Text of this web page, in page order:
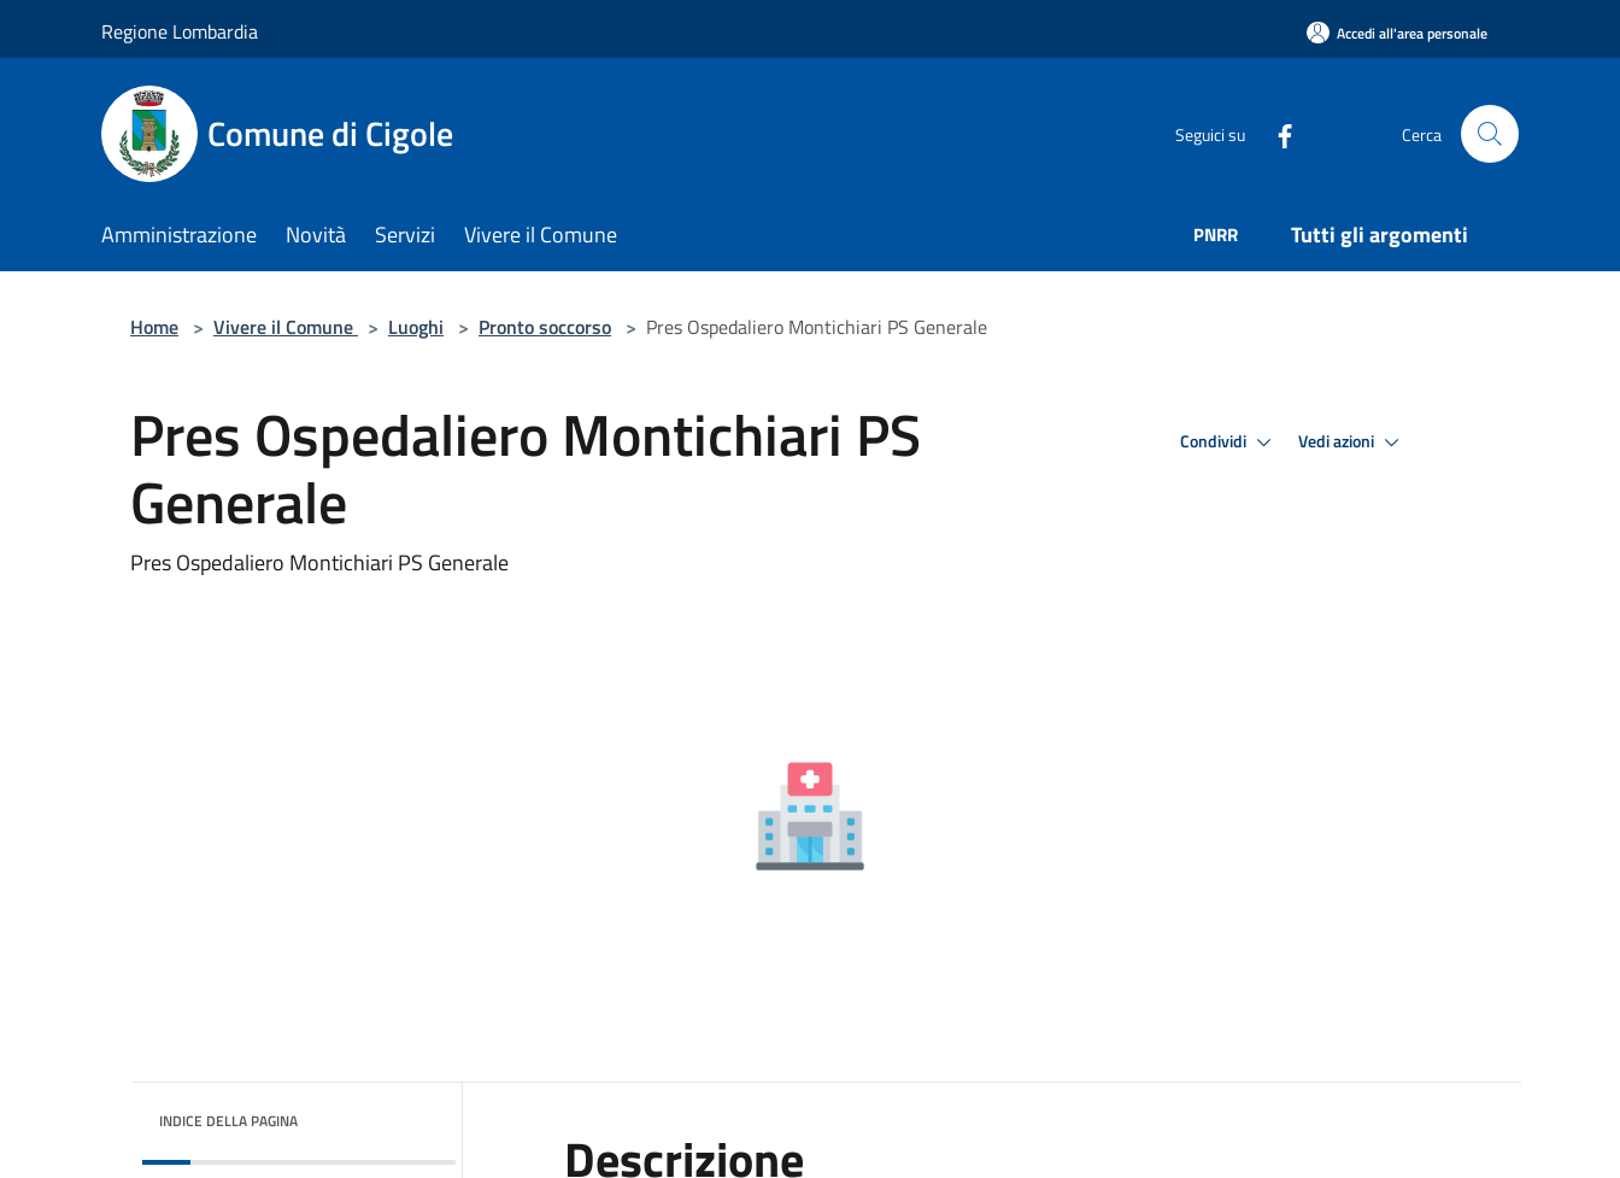
Regione Lombardia Accedi all'area personale
Comune di Cigole Seguici su Cerca
Amministrazione Novità Servizi Vivere il Comune PNRR Tutti gli argomenti
Home > Vivere il Comune > Luoghi > Pronto soccorso > Pres Ospedaliero Montichiari PS Generale
Pres Ospedaliero Montichiari PS
Generale
Pres Ospedaliero Montichiari PS Generale
Condividi Vedi azioni
INDICE DELLA PAGINA
Descrizione